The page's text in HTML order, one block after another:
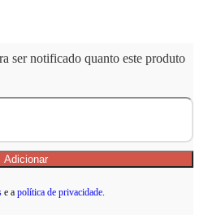
ser notificado quanto este produto
e a política de privacidade.